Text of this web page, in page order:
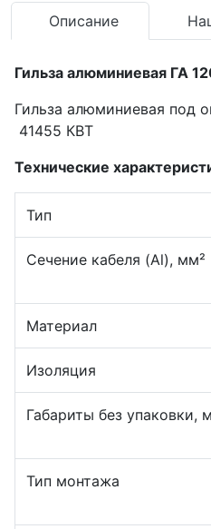
Описание
Гильза алюминиевая ГА
Гильза алюминиевая под
41455 КВТ
Технические
Тип
Сечение кабеля (Al),
Материал
Изоляция
Габариты без упаковки,
Тип монтажа